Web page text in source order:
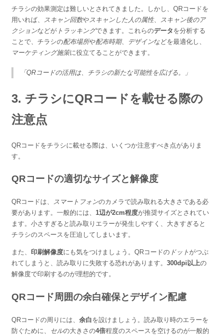
チラシの効果測定は難しいとされてきました。しかし、QRコードを
用いれば、 スキャン回数やスキャンした人の属性、 スキャン後のア
クションなどが トラッキングできます。これらのデータを分析する
ことで、チラシの配布場所や配布時期、 デザインなどを最適化し、
マーケティング施策に役立てることができます。
「QRコードの活用は、チラシの新たな可能性を広げる。」
3. チラシにQRコードを載せる際の
注意点
QRコードをチラシに載せる際は、いくつか注意すべき点がありま
す。
QRコードの適切なサイズと解像度
QRコードは、 スマートフォンのカメラで読み取れる大きさである必
要があります。一般的には、 1辺が2cm程度が推奨サイズとされてい
ます。小さすぎると読み取りエラーが発生しやすく、大きすぎると
チラシのスペースを圧迫してしまいます。
また、 印刷解像度にも気をつけましょう。QRコードの ドット がつぶ
れてしまうと、読み取りに失敗する恐れがあります。 300dpi以上の
解像度で印刷するのが理想的です。
QRコード周囲の余白確保とデザイン配慮
QRコードの周りには、 余白を設けましょう。読み取り時のエラーを
防ぐために、
セルの大きさの4倍程度のスペースを空けるのが一般的